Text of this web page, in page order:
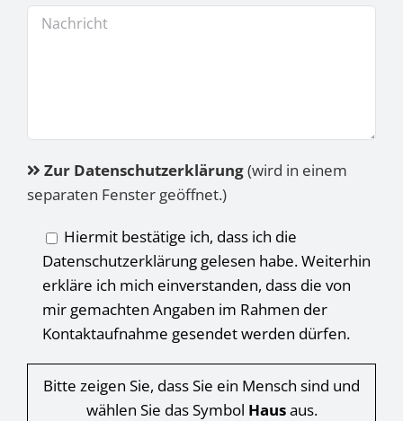
Zur Datenschutzerklärung(wird in einem
separaten Fenster geöffnet.)
Hiermit bestätige ich, dass ich die
Datenschutzerklärung gelesen habe. Weiterhin
erkläre ich mich einverstanden, dass die von
mir gemachten Angaben im Rahmen der
Kontaktaufnahme gesendet werden dürfen.
Bitte zeigen Sie, dass Sie ein Mensch sind und
wählen Sie das Symbol Hausaus.